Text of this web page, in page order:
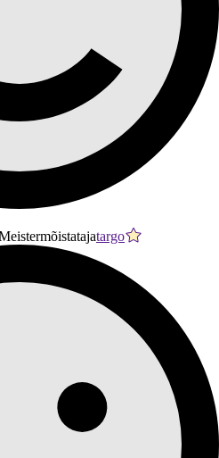
targo